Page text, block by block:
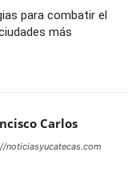
para combatir el
más
Carlos
noticiasyucatecas.com